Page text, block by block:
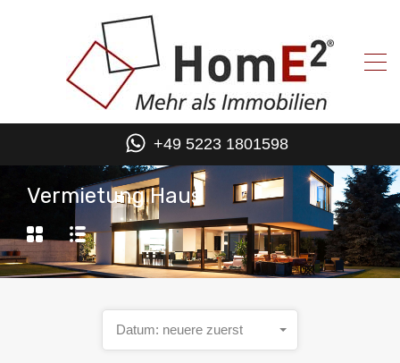
+49 5223 1801598
Vermietung Haus
Datum: neuere zuerst